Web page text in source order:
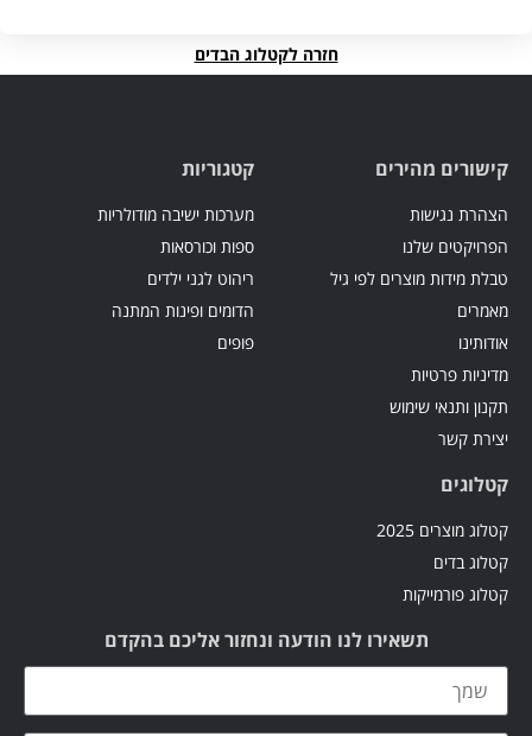
חזרה לקטלוג הבדים
קישורים מהירים
הצהרת נגישות
הפרויקטים שלנו
טבלת מידות מוצרים לפי גיל
מאמרים
אודותינו
מדיניות פרטיות
תקנון ותנאי שימוש
יצירת קשר
קטגוריות
מערכות ישיבה מודולריות
ספות וכורסאות
ריהוט לגני ילדים
הדומים ופינות המתנה
פופים
קטלוגים
קטלוג מוצרים 2025
קטלוג בדים
קטלוג פורמייקות
תשאירו לנו הודעה ונחזור אליכם בהקדם